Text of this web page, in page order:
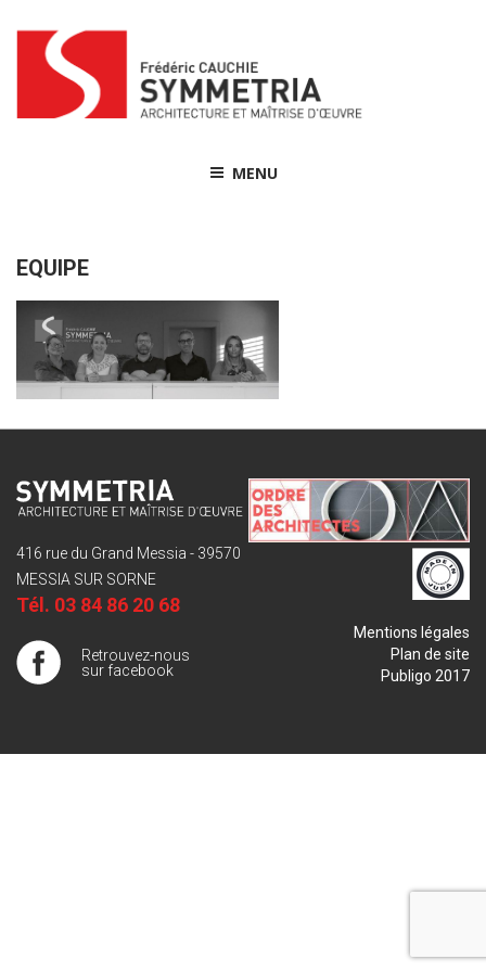
content
MENU
EQUIPE
416 rue du Grand Messia - 39570
MESSIA SUR SORNE
Tél. 03 84 86 20 68
Retrouvez-nous
sur facebook
Mentions légales
Plan de site
Publigo 2017